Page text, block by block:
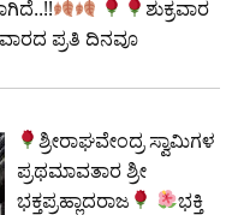
​ಶುಕ್ರವಾರ
ವಾರದ ಪ್ರತಿ ದಿನವೂ
ಶ್ರೀರಾಘವೇಂದ್ರ ಸ್ವಾಮಿಗಳ
ಪ್ರಥಮಾವತಾರ ಶ್ರೀ
ಭಕ್ತಪ್ರಹ್ಲಾದರಾಜ
ಭಕ್ತಿ